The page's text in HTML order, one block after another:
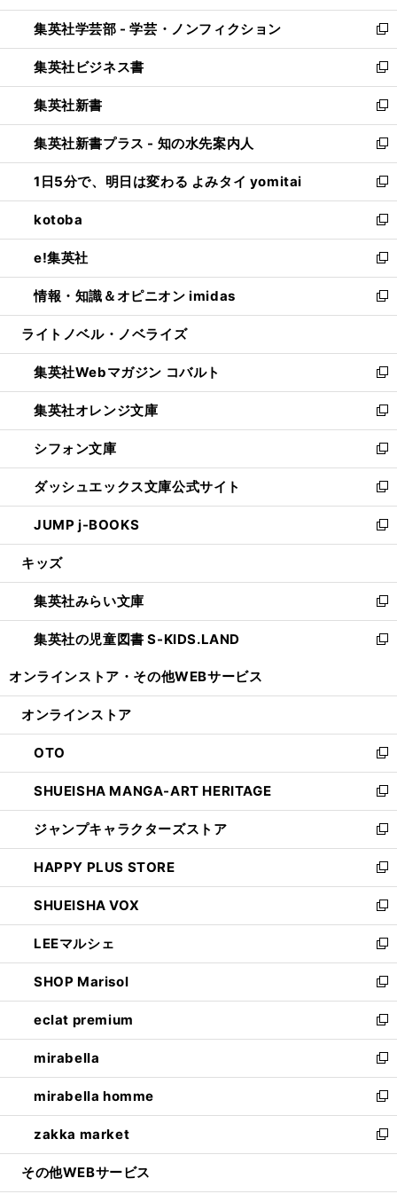
開
く
ウ
で
開
く
ン
ド
ウ
で
開
く
ウ
ィ
ン
ド
ウ
で
開
く
集英社学芸部 - 学芸・ノンフィクション
新
し
い
ウ
ィ
ン
ド
ウ
で
開
く
集英社ビジネス書
新
し
い
ウ
ィ
ン
ド
ウ
で
開
く
集英社新書
新
し
い
ウ
ィ
ン
ド
ウ
で
開
く
集英社新書プラス - 知の水先案内人
新
し
い
ウ
ィ
ン
ド
ウ
で
開
1日5分で、明日は変わる よみタイ yomitai
新
し
い
ウ
ィ
ン
ド
ウ
開
く
kotoba
新
し
い
ウ
ィ
ン
ウ
で
開
く
e!集英社
新
し
い
ウ
ン
ド
ウ
で
開
く
情報・知識＆オピニオン imidas
新
し
ウ
ィ
ン
ド
ウ
で
開
く
ライトノベル・ノベライズ
集英社Webマガジン コバルト
新
し
い
ウ
ィ
ン
ド
ウ
で
開
集英社オレンジ文庫
新
し
い
ウ
ィ
ン
ド
ウ
開
く
シフォン文庫
新
し
い
ウ
ィ
ン
ウ
で
開
く
ダッシュエックス文庫公式サイト
新
し
い
ウ
ン
ド
ウ
で
JUMP j-BOOKS
新
し
ウ
ィ
ン
ド
開
キッズ
集英社みらい文庫
新
し
い
ン
ウ
で
開
く
集英社の児童図書 S-KIDS.LAND
新
ウ
ン
ド
ウ
で
開
く
オンラインストア・ その他WEBサービス
オンラインストア
OTO
新
し
い
ウ
ィ
ン
ド
ウ
で
開
く
SHUEISHA MANGA-ART HERITAGE
新
し
い
ウ
ィ
ン
ド
ウ
で
開
く
ジャンプキャラクターズストア
新
し
い
ウ
ィ
ン
ド
ウ
で
開
く
HAPPY PLUS STORE
新
し
い
ウ
ィ
ン
ド
ウ
で
開
く
SHUEISHA VOX
新
し
い
ウ
ィ
ン
ド
ウ
で
開
く
LEEマルシェ
新
し
い
ウ
ィ
ン
ド
ウ
で
開
く
SHOP Marisol
新
し
い
ウ
ィ
ン
ド
ウ
で
開
eclat premium
新
し
い
ウ
ィ
ン
ド
ウ
開
mirabella
新
し
い
ウ
ィ
ン
ウ
mirabella homme
新
し
い
ウ
ン
zakka market
新
し
ウ
その他WEBサービス